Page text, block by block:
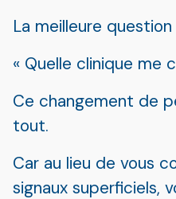
La meilleure
« Quelle clinique me
Ce changement de
tout.
Car au lieu de vous
signaux superficiels,